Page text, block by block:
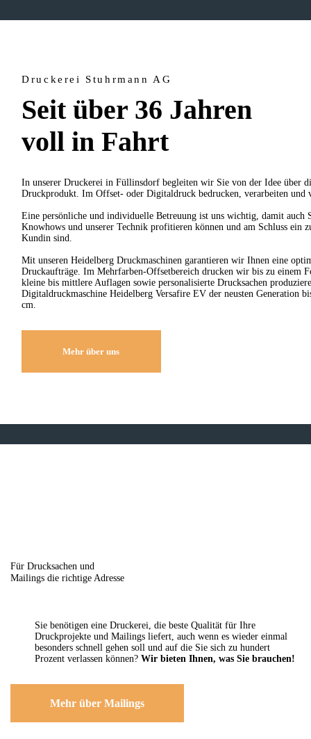
Druckerei Stuhrmann AG
Seit über 36 Jahren
voll in Fahrt
In unserer Druckerei in Füllinsdorf begleiten wir Sie von der Idee über
Druckprodukt. Im Offset- oder Digitaldruck bedrucken, verarbeiten und
Eine persönliche und individuelle Betreuung ist uns wichtig, damit auch
Knowhows und unserer Technik profitieren können und am Schluss ein
Kundin sind.
Mit unseren Heidelberg Druckmaschinen garantieren wir Ihnen eine
Druckaufträge. Im Mehrfarben-Offsetbereich drucken wir bis zu einem
kleine bis mittlere Auflagen sowie personalisierte Drucksachen
Digitaldruckmaschine Heidelberg Versafire EV der neusten Generation
cm.
Mehr über uns
Für Drucksachen und
Mailings die richtige Adresse
Sie benötigen eine Druckerei, die beste ­Qualität für Ihre
Druckprojekte und Mailings liefert, auch wenn es wieder einmal
besonders schnell gehen soll und auf die Sie sich zu hundert
Prozent verlassen können? Wir bieten Ihnen, was Sie brauchen!
Mehr über Mailings